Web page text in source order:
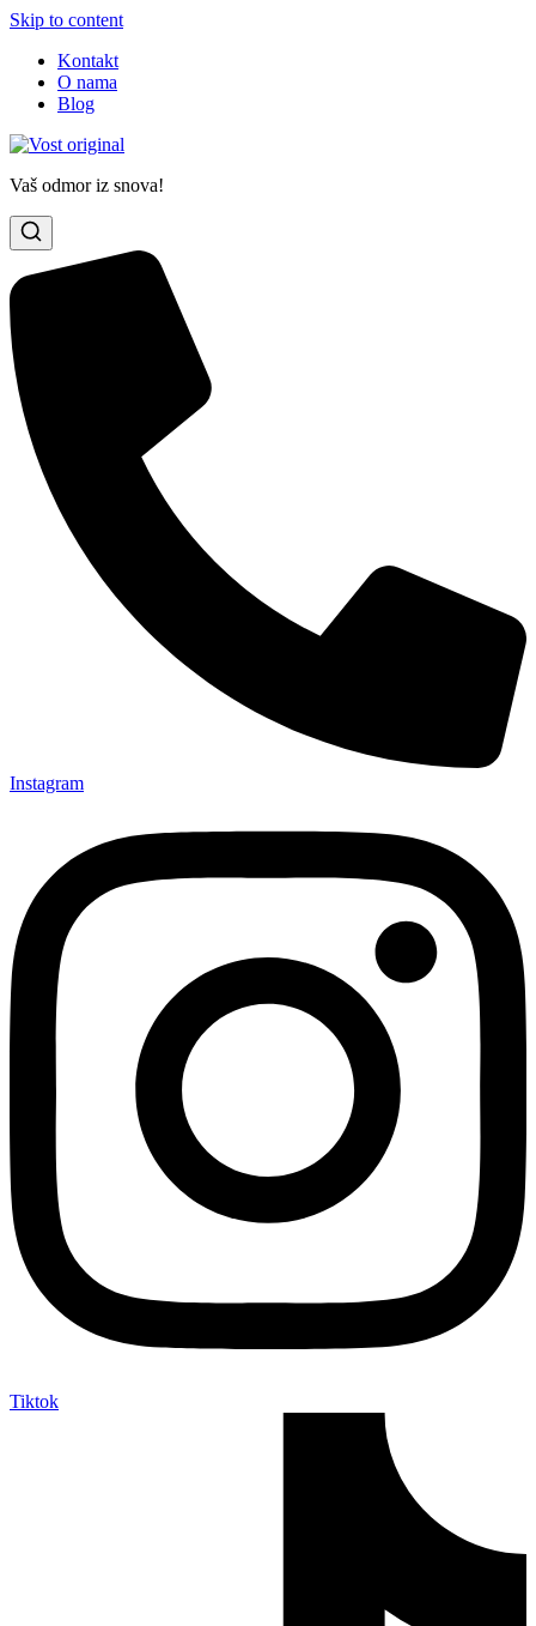
Skip to content
Kontakt
O nama
Blog
Vaš odmor iz snova!
Instagram
Tiktok